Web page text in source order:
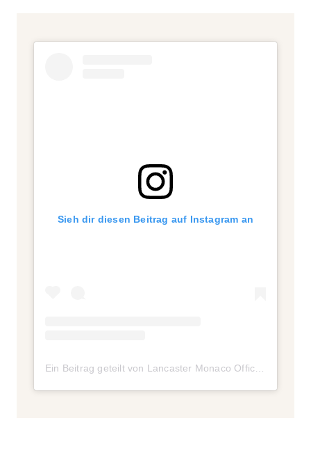
Sieh dir diesen Beitrag auf Instagram an
Ein Beitrag geteilt von Lancaster Monaco Official (@lancaster_beauty)